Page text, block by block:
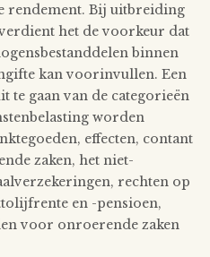
rendement. Bij uitbreiding
het de voorkeur dat
binnen
kan voorinvullen. Een
te gaan van de categorieën
worden
effecten, contant
zaken, het niet-
rechten op
en -pensioen,
voor onroerende zaken